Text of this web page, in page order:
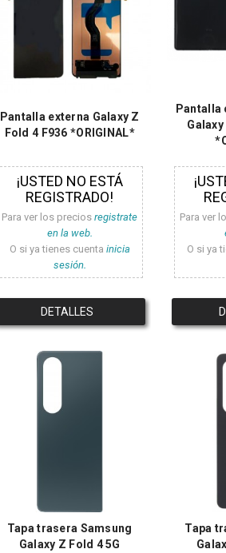
Pantalla externa Galaxy Z
Fold 4 F936 *ORIGINAL*
¡USTED NO ESTÁ
REGISTRADO!
Para ver los preciosregistrate
en la web.
O si ya tienes cuenta inicia
sesión.
DETALLES
Pantalla
Para ver
O si ya
Tapa trasera Samsung
Galaxy Z Fold 4 5G
Tapa